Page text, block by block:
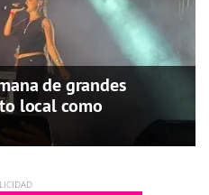
de grandes
local como